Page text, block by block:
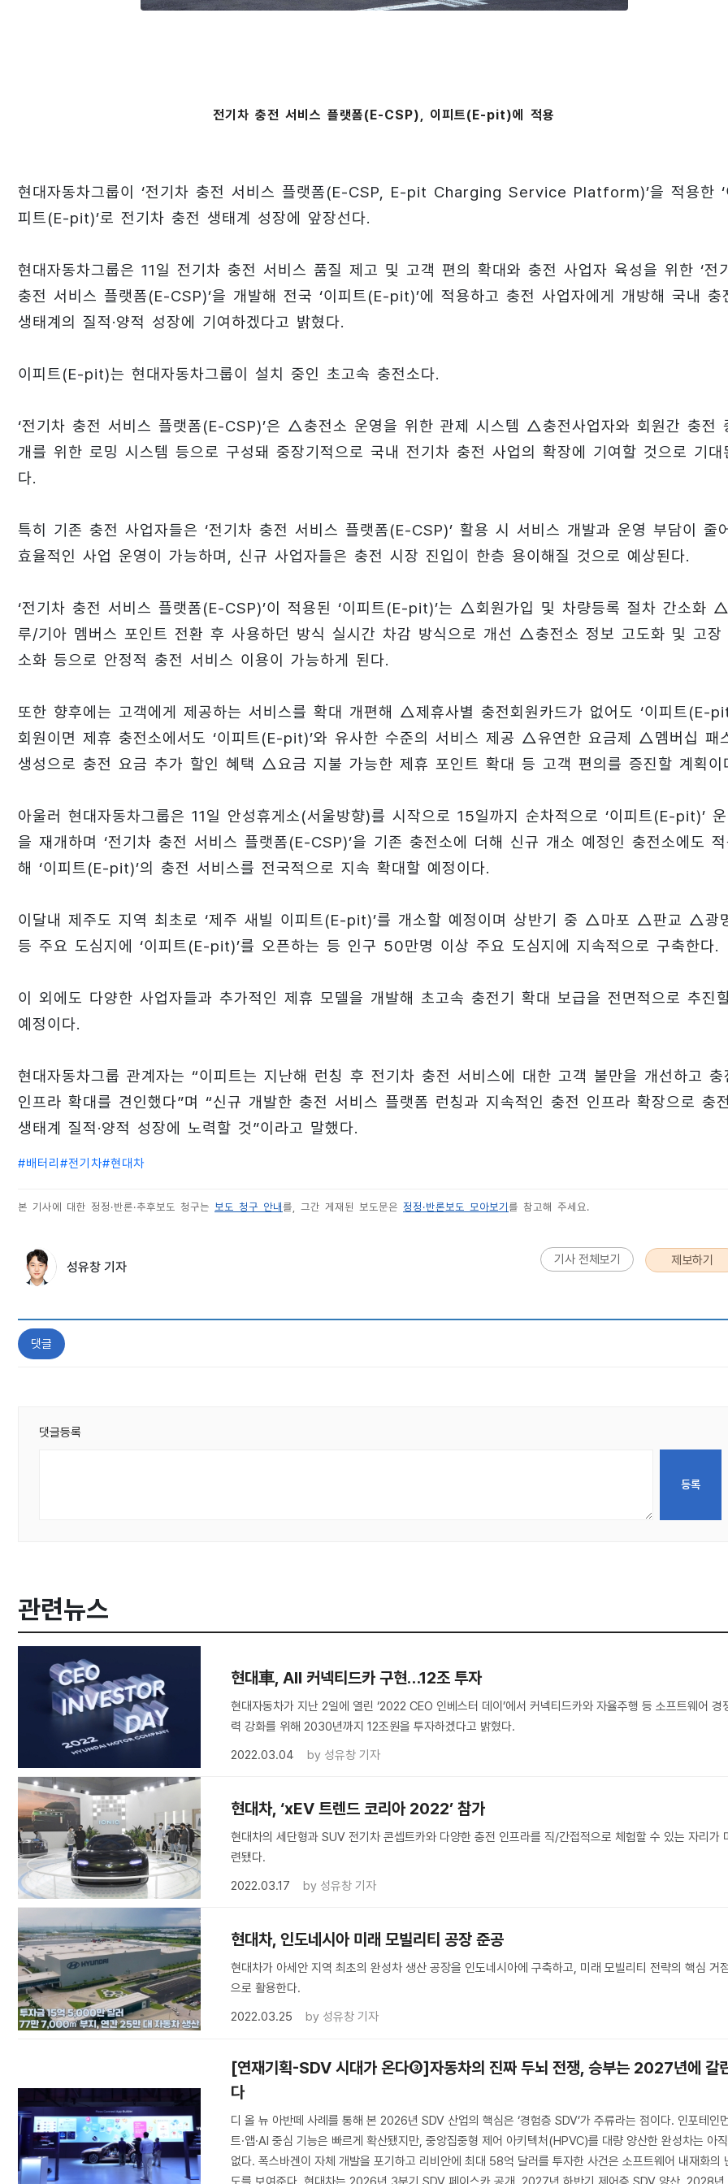
전기차 충전 서비스 플랫폼(E-CSP), 이피트(E-pit)에 적용
현대자동차그룹이 ‘전기차 충전 서비스 플랫폼(E-CSP, E-pit Charging Service Platform)’을 적용한 ‘
피트(E-pit)’로 전기차 충전 생태계 성장에 앞장선다.
현대자동차그룹은 11일 전기차 충전 서비스 품질 제고 및 고객 편의 확대와 충전 사업자 육성을 위한 ‘전
충전 서비스 플랫폼(E-CSP)’을 개발해 전국 ‘이피트(E-pit)’에 적용하고 충전 사업자에게 개방해 국내 충
생태계의 질적·양적 성장에 기여하겠다고 밝혔다.
이피트(E-pit)는 현대자동차그룹이 설치 중인 초고속 충전소다.
‘전기차 충전 서비스 플랫폼(E-CSP)’은 △충전소 운영을 위한 관제 시스템 △충전사업자와 회원간 충전
개를 위한 로밍 시스템 등으로 구성돼 중장기적으로 국내 전기차 충전 사업의 확장에 기여할 것으로 기대
다.
특히 기존 충전 사업자들은 ‘전기차 충전 서비스 플랫폼(E-CSP)’ 활용 시 서비스 개발과 운영 부담이 줄
효율적인 사업 운영이 가능하며, 신규 사업자들은 충전 시장 진입이 한층 용이해질 것으로 예상된다.
‘전기차 충전 서비스 플랫폼(E-CSP)’이 적용된 ‘이피트(E-pit)’는 △회원가입 및 차량등록 절차 간소화
루/기아 멤버스 포인트 전환 후 사용하던 방식 실시간 차감 방식으로 개선 △충전소 정보 고도화 및 고장
소화 등으로 안정적 충전 서비스 이용이 가능하게 된다.
또한 향후에는 고객에게 제공하는 서비스를 확대 개편해 △제휴사별 충전회원카드가 없어도 ‘이피트(E-
회원이면 제휴 충전소에서도 ‘이피트(E-pit)’와 유사한 수준의 서비스 제공 △유연한 요금제 △멤버십 패
생성으로 충전 요금 추가 할인 혜택 △요금 지불 가능한 제휴 포인트 확대 등 고객 편의를 증진할 계획이
아울러 현대자동차그룹은 11일 안성휴게소(서울방향)를 시작으로 15일까지 순차적으로 ‘이피트(E-pit)’
을 재개하며 ‘전기차 충전 서비스 플랫폼(E-CSP)’을 기존 충전소에 더해 신규 개소 예정인 충전소에도
해 ‘이피트(E-pit)’의 충전 서비스를 전국적으로 지속 확대할 예정이다.
이달내 제주도 지역 최초로 ‘제주 새빌 이피트(E-pit)’를 개소할 예정이며 상반기 중 △마포 △판교 △광
등 주요 도심지에 ‘이피트(E-pit)’를 오픈하는 등 인구 50만명 이상 주요 도심지에 지속적으로 구축한다.
이 외에도 다양한 사업자들과 추가적인 제휴 모델을 개발해 초고속 충전기 확대 보급을 전면적으로 추진
예정이다.
현대자동차그룹 관계자는 “이피트는 지난해 런칭 후 전기차 충전 서비스에 대한 고객 불만을 개선하고 충
인프라 확대를 견인했다”며 “신규 개발한 충전 서비스 플랫폼 런칭과 지속적인 충전 인프라 확장으로 충
생태계 질적·양적 성장에 노력할 것”이라고 말했다.
#배터리 #전기차#현대차
본 기사에 대한 정정·반론·추후보도 청구는 보도 청구 안내 를, 그간 게재된 보도문은 정정·반론보도 모아보기 를 참고해 주세요.
성유창 기자 기사 전체보기 제보하기
댓글
댓글등록
관련뉴스
현대車, All 커넥티드카 구현…12조 투자
현대자동차가 지난 2일에 열린 ‘2022 CEO 인베스터 데이’에서 커넥티드카와 자율주행 등 소프트웨어 경
력 강화를 위해 2030년까지 12조원을 투자하겠다고 밝혔다.
2022.03.04
by 성유창 기자
현대차, ‘xEV 트렌드 코리아 2022’ 참가
현대차의 세단형과 SUV 전기차 콘셉트카와 다양한 충전 인프라를 직/간접적으로 체험할 수 있는 자리가
련됐다.
2022.03.17
by 성유창 기자
현대차, 인도네시아 미래 모빌리티 공장 준공
현대차가 아세안 지역 최초의 완성차 생산 공장을 인도네시아에 구축하고, 미래 모빌리티 전략의 핵심 거
으로 활용한다.
2022.03.25
by 성유창 기자
[연재기획-SDV 시대가 온다③]자동차의 진짜 두뇌 전쟁, 승부는 2027년에 갈
다
디 올 뉴 아반떼 사례를 통해 본 2026년 SDV 산업의 핵심은 ‘경험층 SDV’가 주류라는 점이다. 인포테인
트·앱·AI 중심 기능은 빠르게 확산됐지만, 중앙집중형 제어 아키텍처(HPVC)를 대량 양산한 완성차는 아직
없다. 폭스바겐이 자체 개발을 포기하고 리비안에 최대 58억 달러를 투자한 사건은 소프트웨어 내재화의